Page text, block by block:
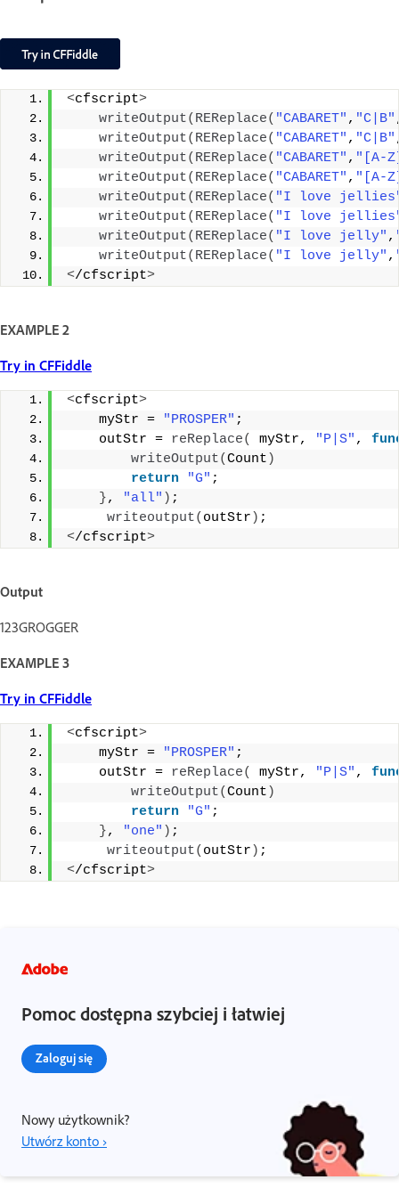
<cfscript>
writeOutput( REReplace( "CABARET" , "C|B"
writeOutput( REReplace( "CABARET" , "C|B"
writeOutput( REReplace( "CABARET" , "[A-
writeOutput( REReplace( "CABARET" , "[A-
writeOutput( REReplace( "I love
writeOutput( REReplace( "I love
writeOutput( REReplace( "I love jelly" ,
writeOutput( REReplace( "I love jelly" ,
</cfscript>
EXAMPLE 2
Try in CFFiddle
<cfscript>
    myStr =
"PROSPER" ;
    outStr =
reReplace( myStr, "P|S" ,
writeOutput(Count )
return
"G" ;
}, "all" ) ;
writeoutput( outStr ) ;
</cfscript>
Output
123GROGGER
EXAMPLE 3
Try in CFFiddle
<cfscript>
    myStr =
"PROSPER" ;
    outStr =
reReplace( myStr, "P|S" ,
writeOutput(Count )
return
"G" ;
}, "one" ) ;
writeoutput( outStr ) ;
</cfscript>
Pomoc dostępna szybciej i łatwiej
Zaloguj się
Nowy użytkownik?
Utwórz konto ›